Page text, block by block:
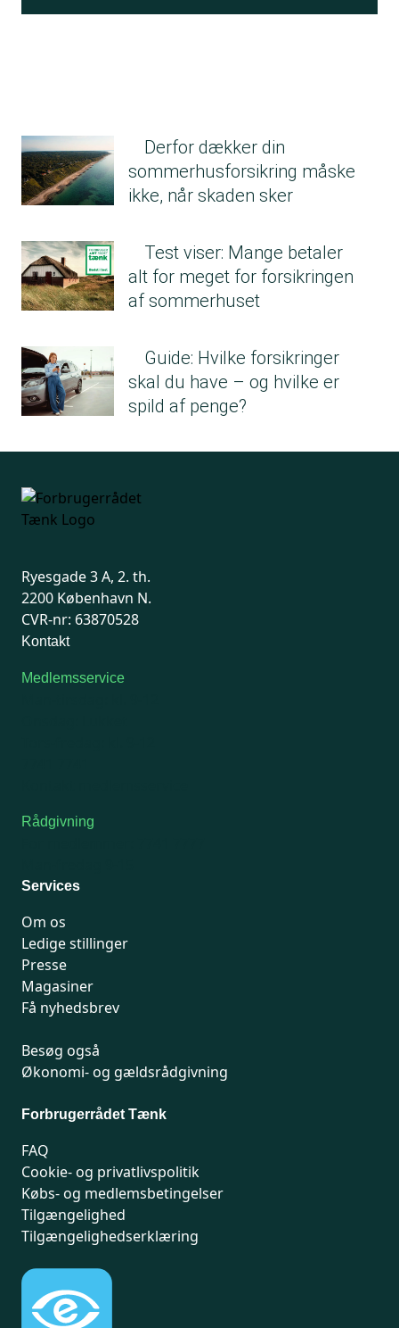
Derfor dækker din
sommerhusforsikring måske
ikke, når skaden sker
Test viser: Mange betaler
alt for meget for forsikringen
af sommerhuset
Guide: Hvilke forsikringer
skal du have – og hvilke er
spild af penge?
Ryesgade 3 A, 2. th.
2200 København N.
CVR-nr: 63870528
Kontakt
Medlemsservice
Rådgivning
Services
Om os
Ledige stillinger
Presse
Magasiner
Få nyhedsbrev
Besøg også
Økonomi- og gældsrådgivning
Forbrugerrådet Tænk
FAQ
Cookie- og privatlivspolitik
Købs- og medlemsbetingelser
Tilgængelighed
Tilgængelighedserklæring